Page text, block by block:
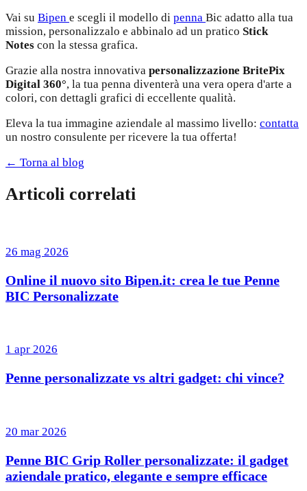
Vai su Bipen e scegli il modello di penna Bic adatto alla tua
mission, personalizzalo e abbinalo ad un pratico Stick
Notes con la stessa grafica.
Grazie alla nostra innovativa personalizzazione BritePix
Digital 360°, la tua penna diventerà una vera opera d'arte a
colori, con dettagli grafici di eccellente qualità.
Eleva la tua immagine aziendale al massimo livello: contatta
un nostro consulente per ricevere la tua offerta!
← Torna al blog
Articoli correlati
26 mag 2026
Online il nuovo sito Bipen.it: crea le tue Penne
BIC Personalizzate
1 apr 2026
Penne personalizzate vs altri gadget: chi vince?
20 mar 2026
Penne BIC Grip Roller personalizzate: il gadget
aziendale pratico, elegante e sempre efficace